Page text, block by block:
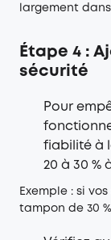
largement
Étape 4 :
sécurité
Pour
fiabilité à
20 à 30 %
Exemple : si
tampon de 30 %